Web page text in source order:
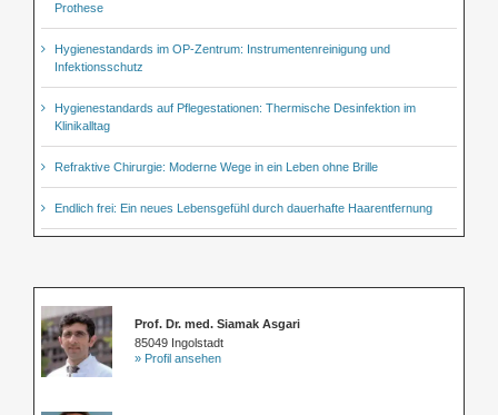
Prothese
Hygienestandards im OP-Zentrum: Instrumentenreinigung und
Infektionsschutz
Hygienestandards auf Pflegestationen: Thermische Desinfektion im
Klinikalltag
Refraktive Chirurgie: Moderne Wege in ein Leben ohne Brille
Endlich frei: Ein neues Lebensgefühl durch dauerhafte Haarentfernung
Prof. Dr. med. Siamak Asgari
85049 Ingolstadt
» Profil ansehen